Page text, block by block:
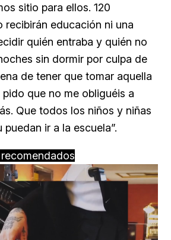
sitio para ellos. 120
recibirán educación ni una
quién entraba y quién no
sin dormir por culpa de
de tener que tomar aquella
que no me obliguéis a
Que todos los niños y niñas
puedan ir a la escuela”.